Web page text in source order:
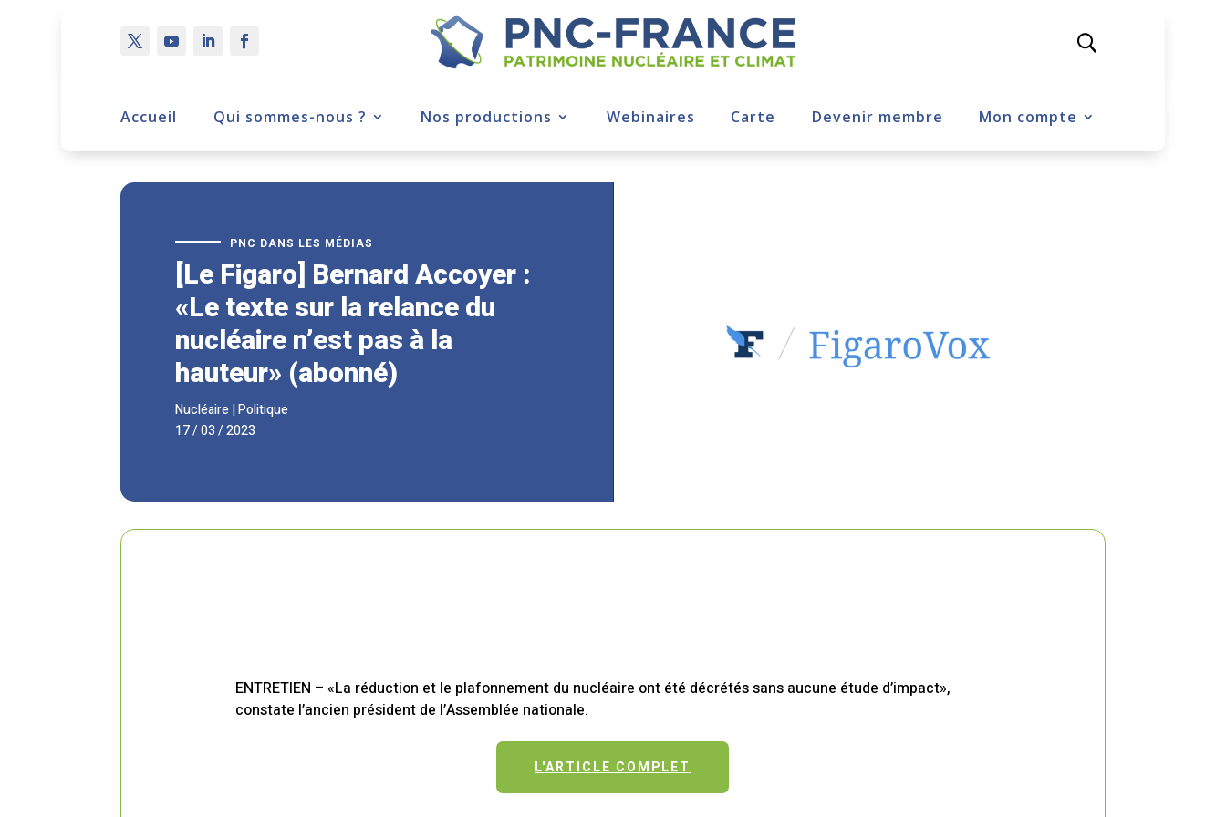
Accueil Qui sommes-nous ? Nos productions Webinaires Carte Devenir membre Mon compte
PNC DANS LES MÉDIAS
[Le Figaro] Bernard Accoyer :
«Le texte sur la relance du
nucléaire n’est pas à la
hauteur» (abonné)
Nucléaire|Politique
17 / 03 / 2023
ENTRETIEN – «La réduction et le plafonnement du nucléaire ont été décrétés sans aucune étude d’impact»,
constate l’ancien président de l’Assemblée nationale.
L'ARTICLE COMPLET